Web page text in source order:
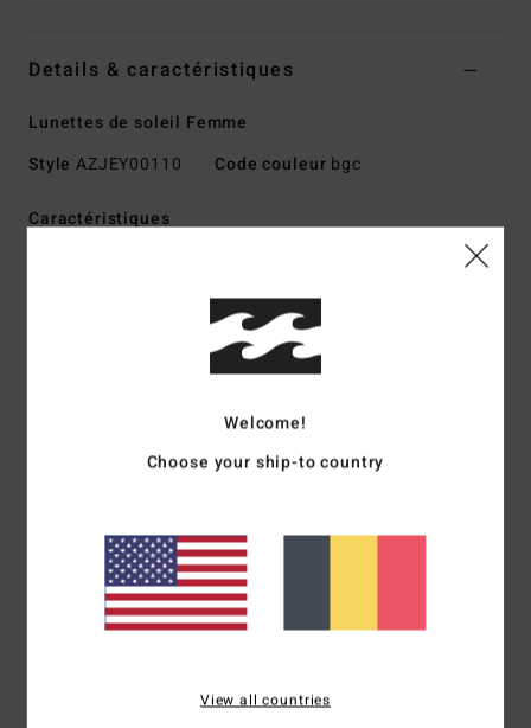
Details & caractéristiques
Lunettes de soleil Femme
Style AZJEY00110 Code couleur bgc
Caractéristiques
Nylon, polycarbonate, métal, et alliage de zinc
Protection solaire anti-UV 100%
monture injectée en grilamid
verres en polycarbonate résistant aux chocs
en acier inoxydable
Composition73 % nylon, 23 % polycarbonate, 2 % métal,
2 % alliage de zinc
Welcome!
Choose your ship-to country
View all countries